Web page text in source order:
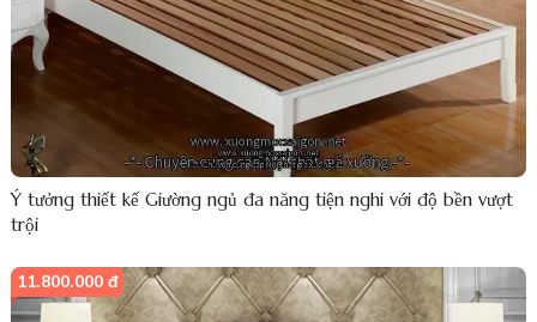
Ý tưởng thiết kế Giường ngủ đa năng tiện nghi với độ bền vượt
trội
11.800.000 đ